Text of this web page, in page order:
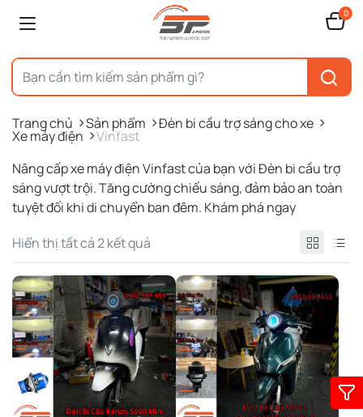
0
Trang chủ Sản phẩm Đèn bi cầu trợ sáng cho xe
Xe máy điện
Vinfast
Nâng cấp xe máy điện Vinfast của bạn với Đèn bi cầu trợ
sáng vượt trội. Tăng cường chiếu sáng, đảm bảo an toàn
tuyệt đối khi di chuyển ban đêm. Khám phá ngay
Hiển thị tất cả 2 kết quả
sắp
xếp
theo
mới
nhất